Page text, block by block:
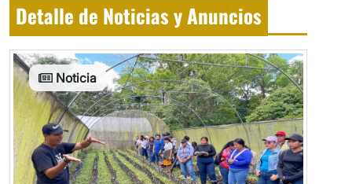
Detalle de Noticias y Anuncios
Noticia